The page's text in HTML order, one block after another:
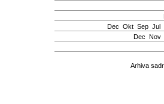
Dec Okt Sep Јul
Dec Nov
Arhiva